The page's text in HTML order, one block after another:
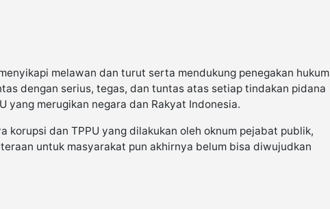
melawan dan turut serta mendukung penegakan hukum
dengan serius, tegas, dan tuntas atas setiap tindakan pidana
yang merugikan negara dan Rakyat Indonesia.
korupsi dan TPPU yang dilakukan oleh oknum pejabat publik,
untuk masyarakat pun akhirnya belum bisa diwujudkan